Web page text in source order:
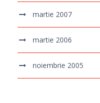
martie 2007
martie 2006
noiembrie 2005